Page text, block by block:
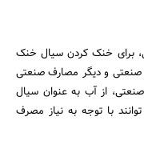
برای خنک کردن سیال خنک
صنعتی و دیگر مصارف صنعتی
از آب به عنوان سیال
با توجه به نیاز مصرف